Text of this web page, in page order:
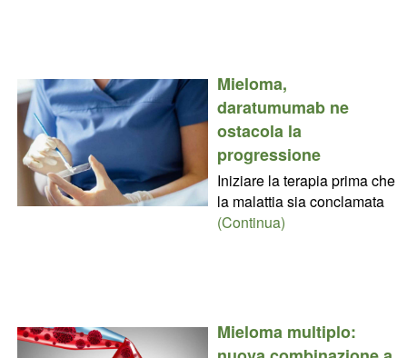
Mieloma,
daratumumab ne
ostacola la
progressione
Iniziare la terapia prima che
la malattia sia conclamata
(Continua)
Mieloma multiplo: